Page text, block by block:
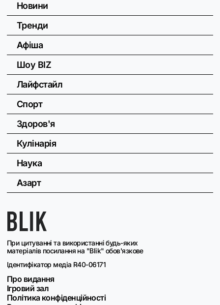
При цитуванні та використанні будь-яких
матеріалів посилання на "Blik" обов'язкове
Ідентифікатор медіа R40-06171
Про видання
Ігровий зал
Політика конфіденційності
Новини
Тренди
Афіша
Шоу BIZ
Лайфстайл
Спорт
Здоров'я
Кулінарія
Наука
Азарт